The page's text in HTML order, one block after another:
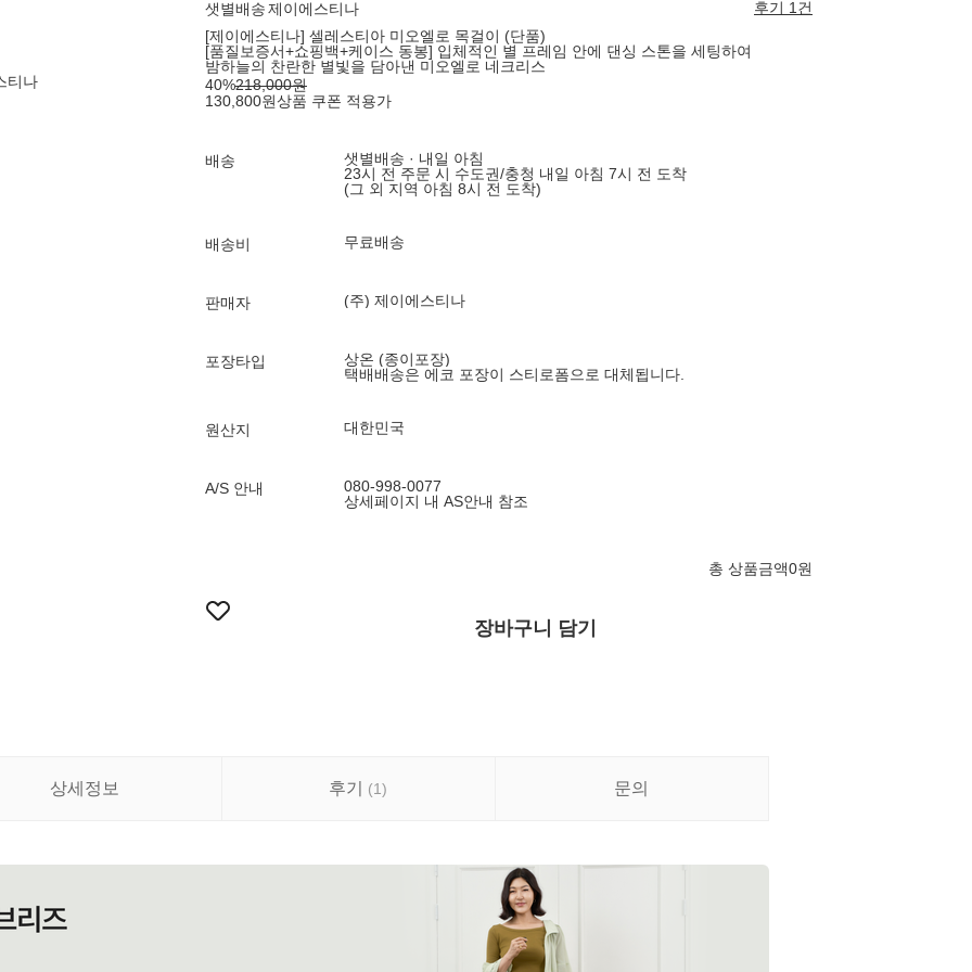
티나
샛별배송제이에스티나
후기 1건
[제이에스티나] 셀레스티아 미오엘로 목걸이 (단품)
[품질보증서+쇼핑백+케이스 동봉] 입체적인 별 프레임 안에 댄싱 스톤을 세팅하여
밤하늘의 찬란한 별빛을 담아낸 미오엘로 네크리스
40%218,000원
130,800원상품 쿠폰 적용가
배송
샛별배송 · 내일 아침
23시 전 주문 시 수도권/충청 내일 아침 7시 전 도착
(그 외 지역 아침 8시 전 도착)
배송비 무료배송
판매자 (주) 제이에스티나
포장타입
상온 (종이포장)
택배배송은 에코 포장이 스티로폼으로 대체됩니다.
원산지 대한민국
A/S 안내
080-998-0077
상세페이지 내 AS안내 참조
총 상품금액0원
장바구니 담기
상세정보 후기 (1) 문의